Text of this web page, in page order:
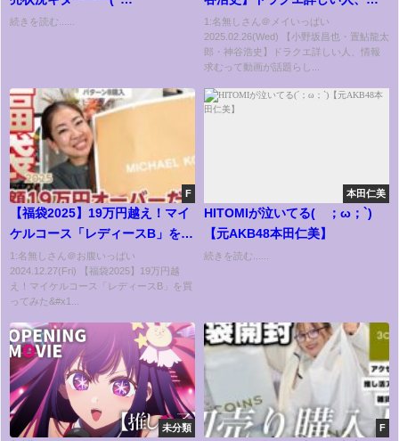
∀ﾟ)━━━━!! 【田口・鈴木・伊
続きを読む......
報求む
1:名無しさん＠メイいっぱい
2025.02.26(Wed) 【小野坂昌也・置鮎龍太
郎・神谷浩史】ドラクエ詳しい人、情報
求むって動画が話題らし...
F
【福袋2025】19万円越え！マイ
ケルコース「レディースB」を買
ってみた😳✨✨【♯667】
1:名無しさん＠お腹いっぱい
2024.12.27(Fri) 【福袋2025】19万円越
え！マイケルコース「レディースB」を買
ってみた&#x1...
本田仁美
HITOMIが泣いてる(´；ω；`)
【元AKB48本田仁美】
続きを読む......
未分類 F